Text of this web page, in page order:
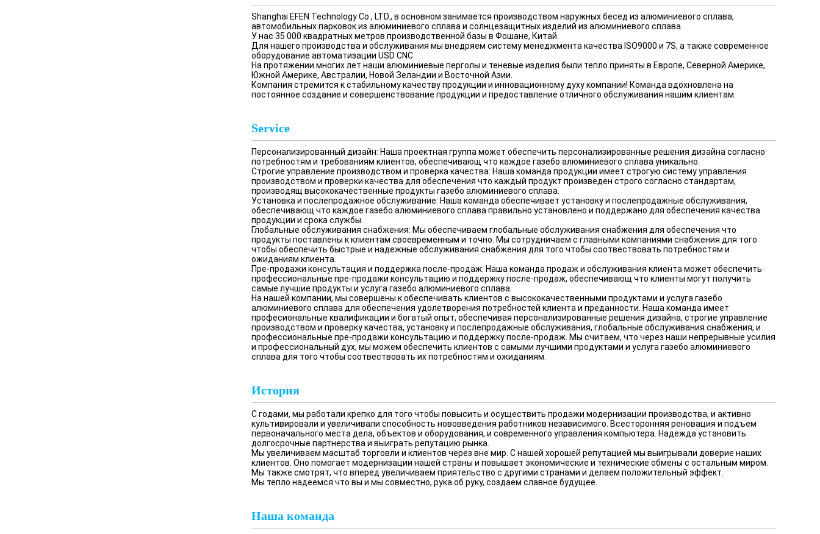
Shanghai EFEN Technology Co., LTD., в основном занимается производством наружных бесед из алюминиевого сплава,
автомобильных парковок из алюминиевого сплава и солнцезащитных изделий из алюминиевого сплава.
У нас 35 000 квадратных метров производственной базы в Фошане, Китай.
Для нашего производства и обслуживания мы внедряем систему менеджмента качества ISO9000 и 7S, а также современное
оборудование автоматизации USD CNC.
На протяжении многих лет наши алюминиевые перголы и теневые изделия были тепло приняты в Европе, Северной Америке,
Южной Америке, Австралии, Новой Зеландии и Восточной Азии.
Компания стремится к стабильному качеству продукции и инновационному духу компании! Команда вдохновлена на
постоянное создание и совершенствование продукции и предоставление отличного обслуживания нашим клиентам.
Service
Персонализированный дизайн: Наша проектная группа может обеспечить персонализированные решения дизайна согласно
потребностям и требованиям клиентов, обеспечивающ что каждое газебо алюминиевого сплава уникально.
Строгие управление производством и проверка качества: Наша команда продукции имеет строгую систему управления
производством и проверки качества для обеспечения что каждый продукт произведен строго согласно стандартам,
производящ высококачественные продукты газебо алюминиевого сплава.
Установка и послепродажное обслуживание: Наша команда обеспечивает установку и послепродажные обслуживания,
обеспечивающ что каждое газебо алюминиевого сплава правильно установлено и поддержано для обеспечения качества
продукции и срока службы.
Глобальные обслуживания снабжения: Мы обеспечиваем глобальные обслуживания снабжения для обеспечения что
продукты поставлены к клиентам своевременным и точно. Мы сотрудничаем с главными компаниями снабжения для того
чтобы обеспечить быстрые и надежные обслуживания снабжения для того чтобы соотвествовать потребностям и
ожиданиям клиента.
Пре-продажи консультация и поддержка после-продаж: Наша команда продаж и обслуживания клиента может обеспечить
профессиональные пре-продажи консультацию и поддержку после-продаж, обеспечивающ что клиенты могут получить
самые лучшие продукты и услуга газебо алюминиевого сплава.
На нашей компании, мы совершены к обеспечивать клиентов с высококачественными продуктами и услуга газебо
алюминиевого сплава для обеспечения удолетворения потребностей клиента и преданности. Наша команда имеет
професиональные квалификации и богатый опыт, обеспечивая персонализированные решения дизайна, строгие управление
производством и проверку качества, установку и послепродажные обслуживания, глобальные обслуживания снабжения, и
профессиональные пре-продажи консультацию и поддержку после-продаж. Мы считаем, что через наши непрерывные усилия
и профессиональный дух, мы можем обеспечить клиентов с самыми лучшими продуктами и услуга газебо алюминиевого
сплава для того чтобы соотвествовать их потребностям и ожиданиям.
История
С годами, мы работали крепко для того чтобы повысить и осуществить продажи модернизации производства, и активно
культивировали и увеличивали способность нововведения работников независимого. Всесторонняя реновация и подъем
первоначального места дела, объектов и оборудования, и современного управления компьютера. Надежда установить
долгосрочные партнерства и выиграть репутацию рынка.
Мы увеличиваем масштаб торговли и клиентов через вне мир. С нашей хорошей репутацией мы выигрывали доверие наших
клиентов. Оно помогает модернизации нашей страны и повышает экономические и технические обмены с остальным миром.
Мы также смотрят, что вперед увеличиваем приятельство с другими странами и делаем положительный эффект.
Мы тепло надеемся что вы и мы совместно, рука об руку, создаем славное будущее.
Наша команда